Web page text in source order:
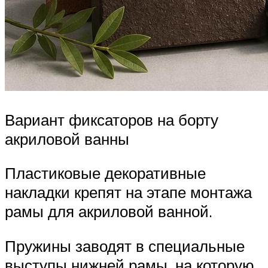
Вариант фиксаторов на борту
акриловой ванны
Пластиковые декоративные
накладки крепят на этапе монтажа
рамы для акриловой ванной.
Пружины заводят в специальные